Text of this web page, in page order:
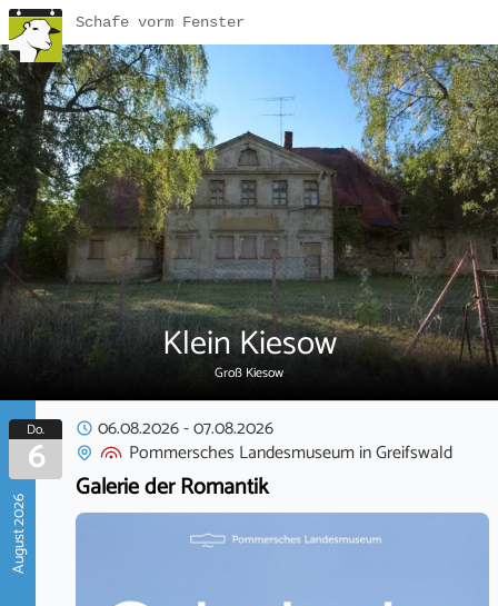
Schafe vorm Fenster
Klein Kiesow
Groß Kiesow
August 2026
Do.
6
06.08.2026-07.08.2026
Pommersches LandesmuseuminGreifswald
Galerie der Romantik